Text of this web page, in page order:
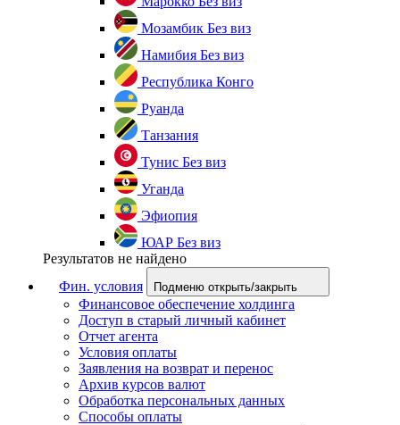
Мозамбик Без виз
Намибия Без виз
Республика Конго
Руанда
Танзания
Тунис Без виз
Уганда
Эфиопия
ЮАР Без виз
Результатов не найдено
Фин. условия
Подменю открыть/закрыть
Финансовое обеспечение холдинга
Доступ в старый личный кабинет
Отчет агента
Условия оплаты
Заявления на возврат и перенос
Архив курсов валют
Обработка персональных данных
Способы оплаты